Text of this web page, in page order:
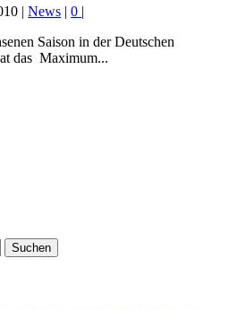
|News |0 |
Saison in der Deutschen
das Maximum...